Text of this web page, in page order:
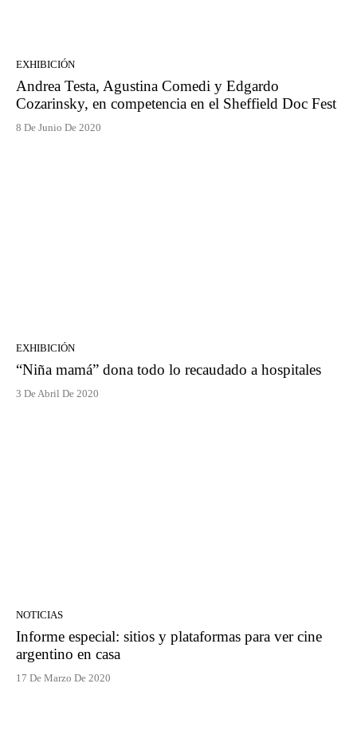
EXHIBICIÓN
Andrea Testa, Agustina Comedi y Edgardo
Cozarinsky, en competencia en el Sheffield Doc Fest
8 De Junio De 2020
EXHIBICIÓN
“Niña mamá” dona todo lo recaudado a hospitales
3 De Abril De 2020
NOTICIAS
Informe especial: sitios y plataformas para ver cine
argentino en casa
17 De Marzo De 2020